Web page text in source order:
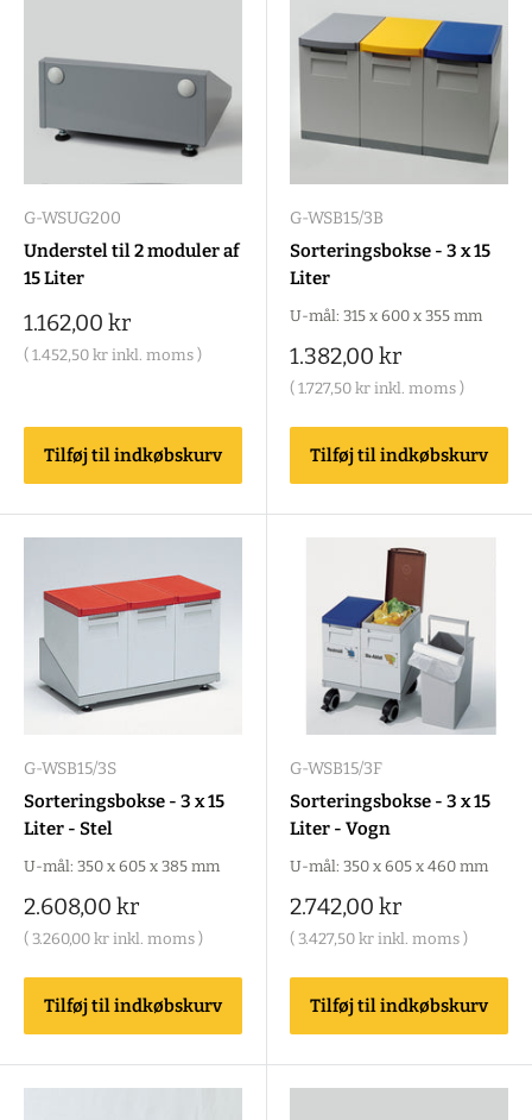
G-WSUG200
Understel til 2 moduler af
15 Liter
Salgspris
1.162,00 kr
( 1.452,50 kr inkl. moms )
Tilføj til indkøbskurv
G-WSB15/3B
Sorteringsbokse - 3 x 15
Liter
U-mål: 315 x 600 x 355 mm
Salgspris
1.382,00 kr
( 1.727,50 kr inkl. moms )
Tilføj til indkøbskurv
G-WSB15/3S
Sorteringsbokse - 3 x 15
Liter - Stel
U-mål: 350 x 605 x 385 mm
Salgspris
2.608,00 kr
( 3.260,00 kr inkl. moms )
Tilføj til indkøbskurv
G-WSB15/3F
Sorteringsbokse - 3 x 15
Liter - Vogn
U-mål: 350 x 605 x 460 mm
Salgspris
2.742,00 kr
( 3.427,50 kr inkl. moms )
Tilføj til indkøbskurv